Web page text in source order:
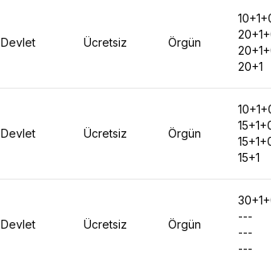
Devlet Ücretsiz Örgün
20+1
Devlet Ücretsiz Örgün
15+1
Devlet Ücretsiz Örgün
---
---
---